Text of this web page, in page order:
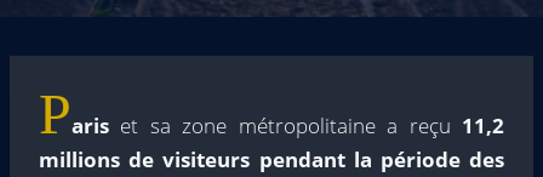
Paris et sa zone métropolitaine a reçu 11,2
millions de visiteurs pendant la période des